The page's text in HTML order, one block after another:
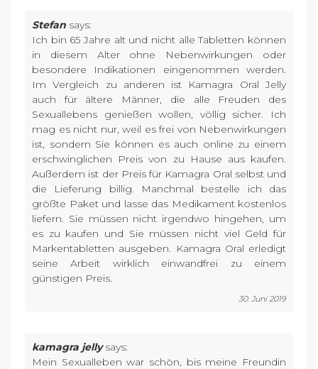
Stefan says:
Ich bin 65 Jahre alt und nicht alle Tabletten können
in diesem Alter ohne Nebenwirkungen oder
besondere Indikationen eingenommen werden.
Im Vergleich zu anderen ist Kamagra Oral Jelly
auch für ältere Männer, die alle Freuden des
Sexuallebens genießen wollen, völlig sicher. Ich
mag es nicht nur, weil es frei von Nebenwirkungen
ist, sondern Sie können es auch online zu einem
erschwinglichen Preis von zu Hause aus kaufen.
Außerdem ist der Preis für Kamagra Oral selbst und
die Lieferung billig. Manchmal bestelle ich das
größte Paket und lasse das Medikament kostenlos
liefern. Sie müssen nicht irgendwo hingehen, um
es zu kaufen und Sie müssen nicht viel Geld für
Markentabletten ausgeben. Kamagra Oral erledigt
seine Arbeit wirklich einwandfrei zu einem
günstigen Preis.
30. Juni 2019
kamagra jelly says:
Mein Sexualleben war schön, bis meine Freundin